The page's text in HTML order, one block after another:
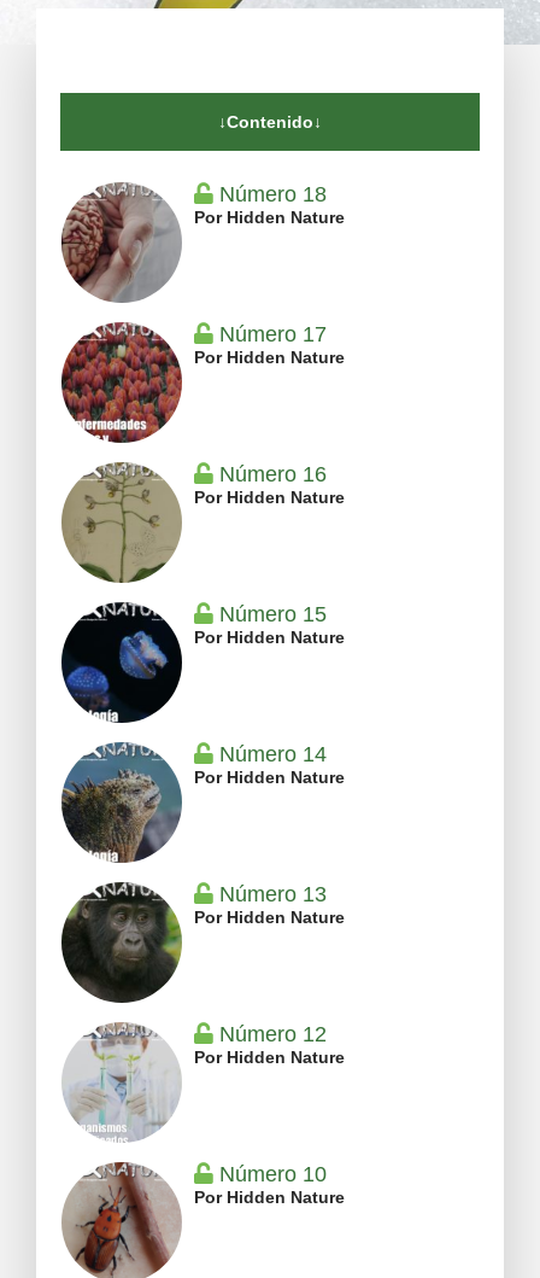
↓Contenido↓
Número 18
Por Hidden Nature
Número 17
Por Hidden Nature
Número 16
Por Hidden Nature
Número 15
Por Hidden Nature
Número 14
Por Hidden Nature
Número 13
Por Hidden Nature
Número 12
Por Hidden Nature
Número 10
Por Hidden Nature